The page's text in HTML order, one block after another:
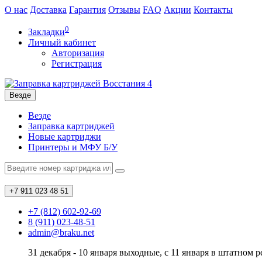
О нас Доставка Гарантия Отзывы FAQ Акции Контакты
Закладки0
Личный кабинет
Авторизация
Регистрация
Везде
Везде
Заправка картриджей
Новые картриджи
Принтеры и МФУ Б/У
+7 911 023 48 51
+7 (812) 602-92-69
8 (911) 023-48-51
admin@braku.net
31 декабря - 10 января выходные, с 11 января в штатном